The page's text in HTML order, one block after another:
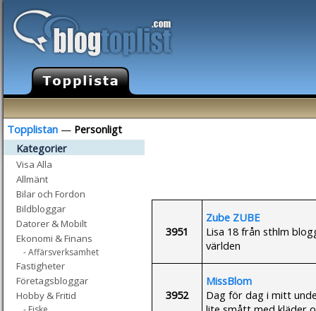
Topplistan — Personligt
Kategorier
Visa Alla
Allmänt
Bilar och Fordon
Bildbloggar
Datorer & Mobilt
Ekonomi & Finans
- Affärsverksamhet
Fastigheter
Företagsbloggar
Hobby & Fritid
3951
Zube ZUBE
Lisa 18 från sthlm
världen
3952
MissBlom
Dag för dag i mitt